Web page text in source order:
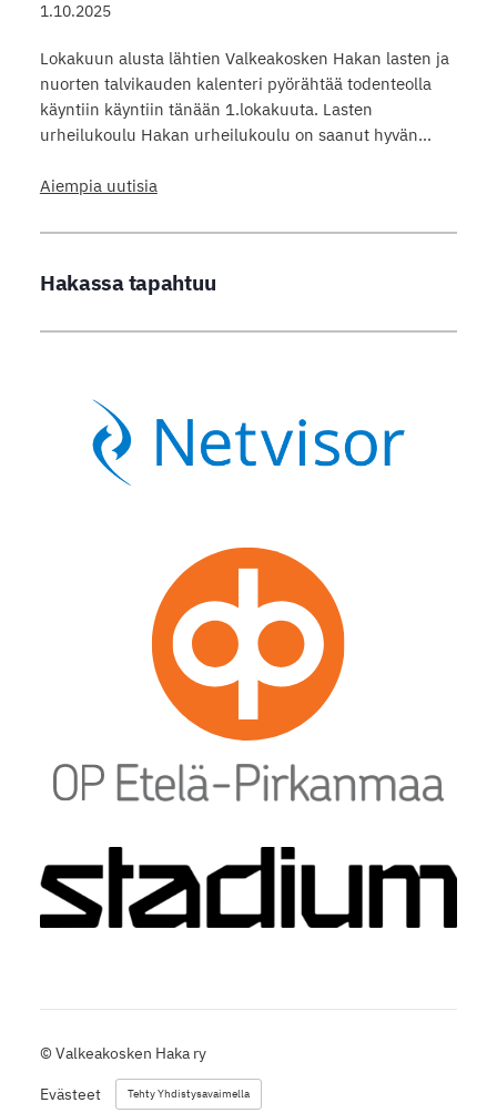
1.10.2025
Lokakuun alusta lähtien Valkeakosken Hakan lasten ja
nuorten talvikauden kalenteri pyörähtää todenteolla
käyntiin käyntiin tänään 1.lokakuuta. Lasten
urheilukoulu Hakan urheilukoulu on saanut hyvän…
Aiempia uutisia
Hakassa tapahtuu
© Valkeakosken Haka ry
Evästeet Tehty Yhdistysavaimella